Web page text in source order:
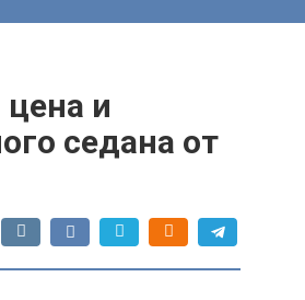
и
седана от